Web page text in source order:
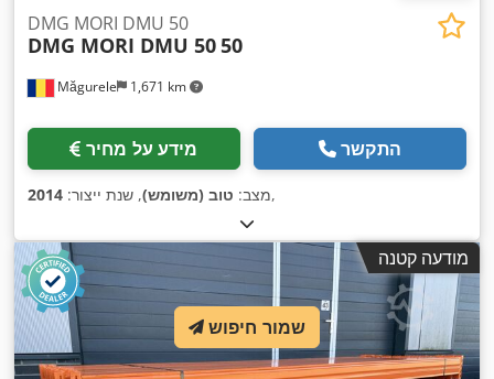
Măgurele 1,671 km
DMG MORI DMU 50
DMG MORI DMU 5050
מידע על מחיר התקשר
מצב: טוב (משומש), שנת ייצור: 2014 ,
מודעה קטנה
שמור חיפוש